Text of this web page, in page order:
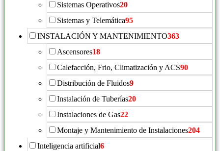
Sistemas Operativos20
Sistemas y Telemática95
INSTALACIÓN Y MANTENIMIENTO363
Ascensores18
Calefacción, Frio, Climatización y ACS90
Distribución de Fluidos9
Instalación de Tuberías20
Instalaciones de Gas22
Montaje y Mantenimiento de Instalaciones204
Inteligencia artificial6